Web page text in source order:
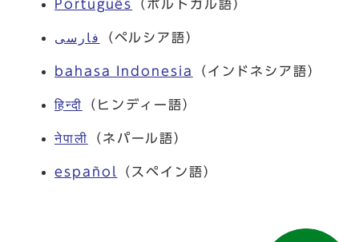
Português （ポルトガル語）
فارسی （ペルシア語）
bahasa Indonesia （インドネシア語）
हिन्दी （ヒンディー語）
नेपाली （ネパール語）
español （スペイン語）